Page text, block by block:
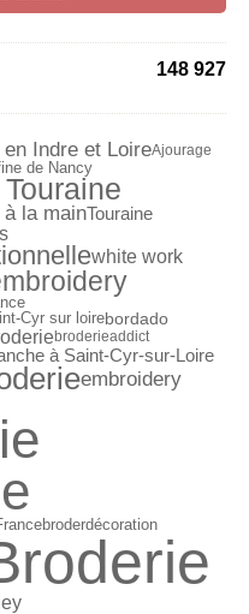
148 927
Indre et LoireAjourage
de Nancy
la mainTouraine
white work
Cyr sur loirebordado
broderieaddict
à Saint-Cyr-sur-Loire
embroidery
broderdécoration